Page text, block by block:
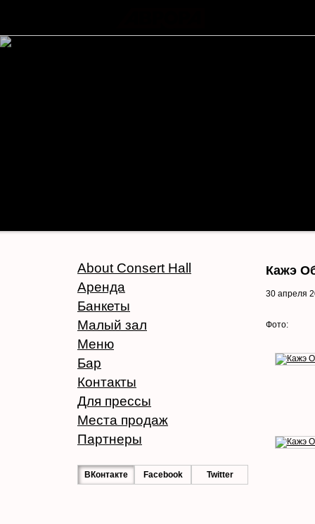
About Consert Hall
Аренда
Банкеты
Малый зал
Меню
Бар
Контакты
Для прессы
Места продаж
Партнеры
ВКонтакте Facebook Twitter
Кажэ
30 апреля
Фото: